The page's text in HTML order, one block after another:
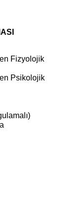
Fizyolojik
Psikolojik